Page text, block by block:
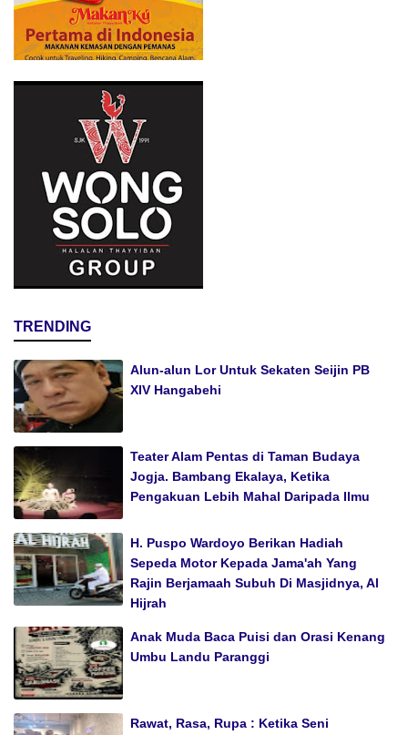
TRENDING
Alun-alun Lor Untuk Sekaten Seijin PB
XIV Hangabehi
Teater Alam Pentas di Taman Budaya
Jogja. Bambang Ekalaya, Ketika
Pengakuan Lebih Mahal Daripada Ilmu
H. Puspo Wardoyo Berikan Hadiah
Sepeda Motor Kepada Jama'ah Yang
Rajin Berjamaah Subuh Di Masjidnya, Al
Hijrah
Anak Muda Baca Puisi dan Orasi Kenang
Umbu Landu Paranggi
Rawat, Rasa, Rupa : Ketika Seni